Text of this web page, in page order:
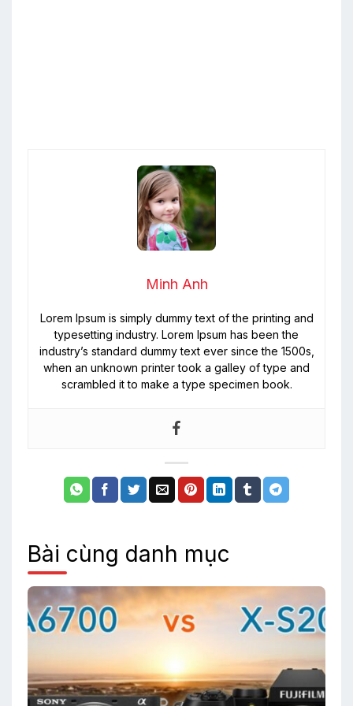
Minh Anh
Lorem Ipsum is simply dummy text of the printing and
typesetting industry. Lorem Ipsum has been the
industry’s standard dummy text ever since the 1500s,
when an unknown printer took a galley of type and
scrambled it to make a type specimen book.
Bài cùng danh mục